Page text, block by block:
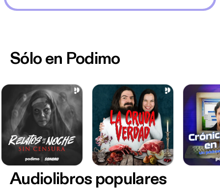
Sólo en Podimo
Audiolibros populares